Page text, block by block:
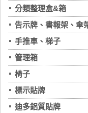
分類整理盒&箱
告示牌、書報架、傘
手推車、梯子
管理箱
椅子
標示貼牌
迪多鋁質貼牌